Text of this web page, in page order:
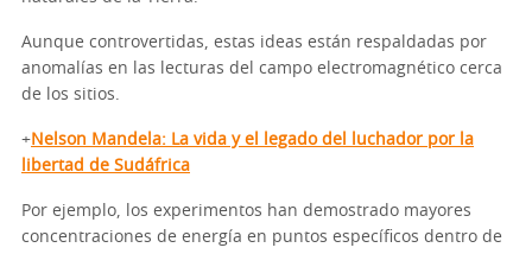
Aunque controvertidas, estas ideas están respaldadas por
anomalías en las lecturas del campo electromagnético cerca
de los sitios.
+ Nelson Mandela: La vida y el legado del luchador por la
libertad de Sudáfrica
Por ejemplo, los experimentos han demostrado mayores
concentraciones de energía en puntos específicos dentro de